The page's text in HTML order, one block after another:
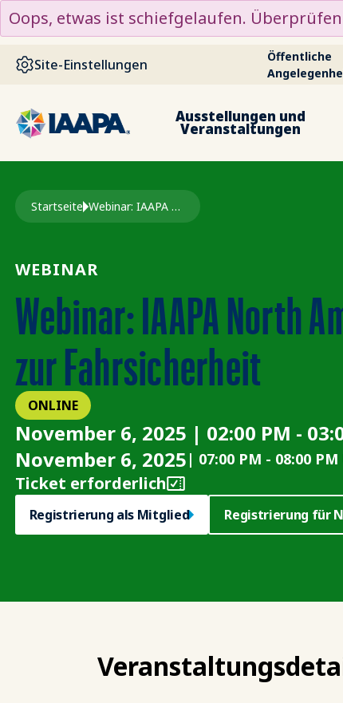
DIREKT ZUM INHALT
Oops, etwas ist schiefgelaufen.
Site-Einstellungen
Öffentliche
Ausstellungen und
Veranstaltungen
Pfadnavigation
Startseite Webinar: IAAPA North America Bericht Zur Fahrsicherheit
WEBINAR
Webinar: IAAPA North
zur Fahrsicherheit
ONLINE
November 6, 2025 | 02:00 PM -
November 6, 2025 | 07:00 PM - 08:00 PM
Ticket erforderlich
Registrierung als Mitglied Registrierung für